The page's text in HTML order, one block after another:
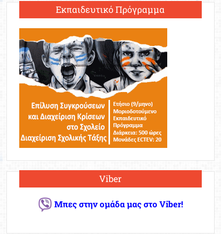
Εκπαιδευτικό Πρόγραμμα
Viber
Μπες στην ομάδα μας στο Viber!